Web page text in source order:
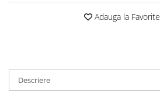
Adauga la Favorite
Descriere